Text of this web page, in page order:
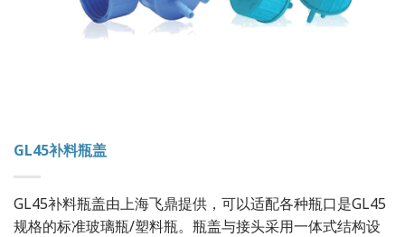
GL45补料瓶盖
GL45补料瓶盖由上海飞鼎提供，可以适配各种瓶口是GL45
规格的标准玻璃瓶/塑料瓶。瓶盖与接头采用一体式结构设